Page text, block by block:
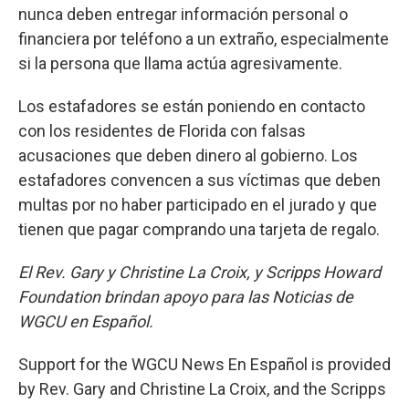
nunca deben entregar información personal o
financiera por teléfono a un extraño, especialmente
si la persona que llama actúa agresivamente.
Los estafadores se están poniendo en contacto
con los residentes de Florida con falsas
acusaciones que deben dinero al gobierno. Los
estafadores convencen a sus víctimas que deben
multas por no haber participado en el jurado y que
tienen que pagar comprando una tarjeta de regalo.
El Rev. Gary y Christine La Croix, y Scripps Howard
Foundation brindan apoyo para las Noticias de
WGCU en Español.
Support for the WGCU News En Español is provided
by Rev. Gary and Christine La Croix, and the Scripps